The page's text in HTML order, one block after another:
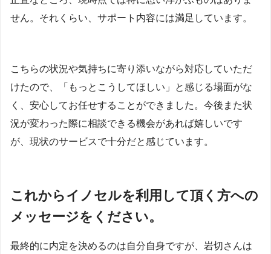
せん。それくらい、サポート内容には満足しています。
こちらの状況や気持ちに寄り添いながら対応していただ
けたので、「もっとこうしてほしい」と感じる場面がな
く、安心してお任せすることができました。今後また状
況が変わった際に相談できる機会があれば嬉しいです
が、現状のサービスで十分だと感じています。
これからイノセルを利用して頂く方への
メッセージをください。
最終的に内定を決めるのは自分自身ですが、岩切さんは